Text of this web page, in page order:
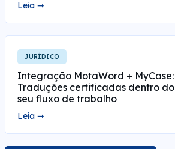
Leia ➞
JURÍDICO
Integração MotaWord + MyCase:
Traduções certificadas dentro do
seu fluxo de trabalho
Leia ➞